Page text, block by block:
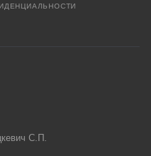
С.П.